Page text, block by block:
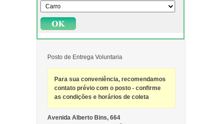
Posto de Entrega Voluntaria
Para sua conveniência, recomendamos
contato prévio com o posto - confirme
as condições e horários de coleta
Avenida Alberto Bins, 664